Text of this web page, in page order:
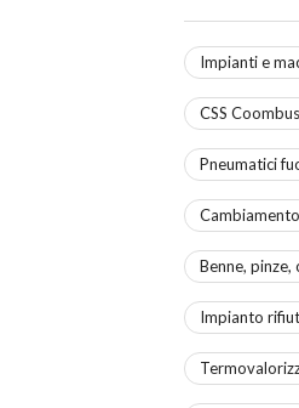
Impianti e
CSS
Pneumatici
Benne,
Impianto